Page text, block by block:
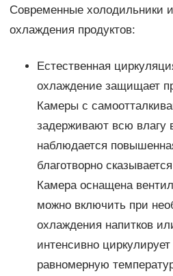
Современные холодильники
охлаждения продуктов:
Естественная
охлаждение защищает
Камеры с
задерживают всю влагу
наблюдается
благотворно
Камера оснащена
можно включить при
охлаждения напитков
интенсивно
равномерную